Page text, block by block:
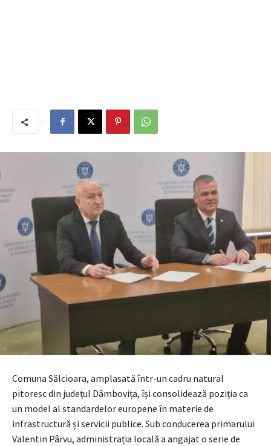
Comuna Sălcioara, amplasată într-un cadru natural
pitoresc din județul Dâmbovița, își consolidează poziția ca
un model al standardelor europene în materie de
infrastructură și servicii publice. Sub conducerea primarului
Valentin Pârvu, administrația locală a angajat o serie de